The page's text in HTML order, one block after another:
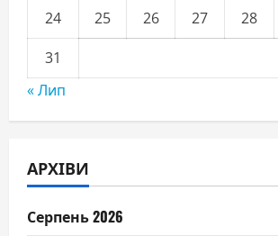
24
25 26 27 28
31
« Лип
АРХІВИ
Серпень 2026